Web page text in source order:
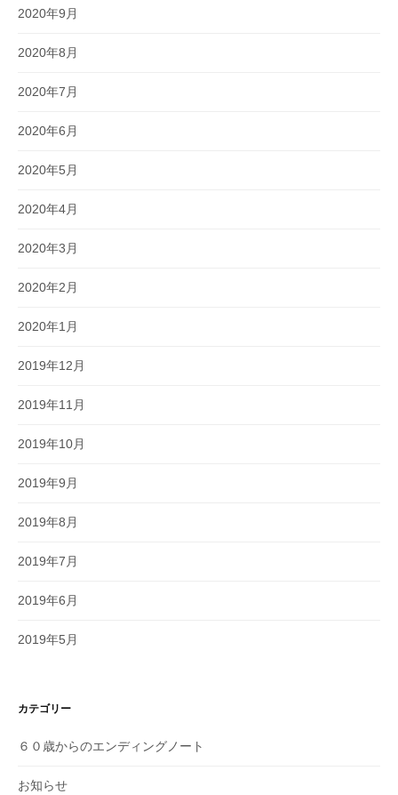
2020年9月
2020年8月
2020年7月
2020年6月
2020年5月
2020年4月
2020年3月
2020年2月
2020年1月
2019年12月
2019年11月
2019年10月
2019年9月
2019年8月
2019年7月
2019年6月
2019年5月
カテゴリー
６０歳からのエンディングノート
お知らせ